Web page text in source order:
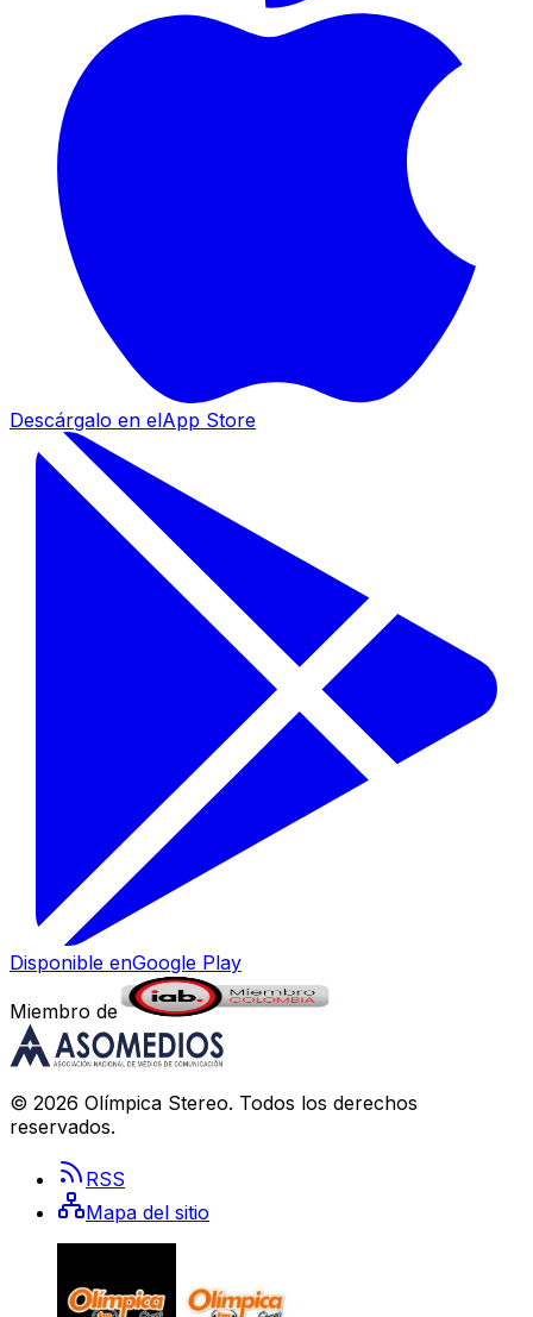
Descárgalo en elApp Store
Disponible enGoogle Play
Miembro de
© 2026 Olímpica Stereo. Todos los derechos
reservados.
RSS
Mapa del sitio